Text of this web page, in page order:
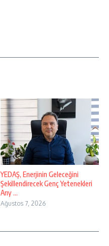
YEDAŞ, Enerjinin Geleceğini
Şekillendirecek Genç Yetenekleri
Arıy ...
Ağustos 7, 2026